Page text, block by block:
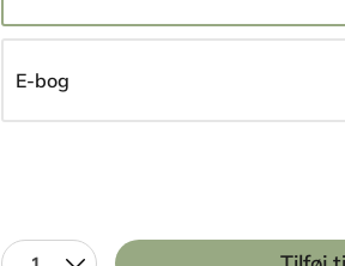
E-bog